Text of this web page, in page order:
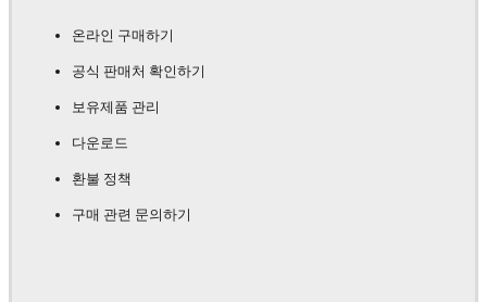
온라인 구매하기
공식 판매처 확인하기
보유제품 관리
다운로드
환불 정책
구매 관련 문의하기